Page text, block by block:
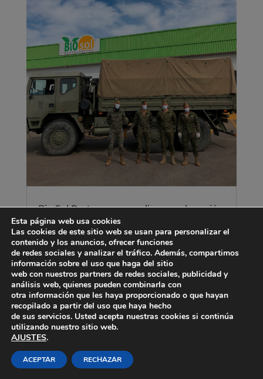
Bio Sol Portocarrero realiza una donación
al Banco de Alimentos
May 4, 2020
Desde Bio Sol Portocarrero queremos
reiterar nuestro compromiso social en
esta situación de excepción que estamos
viviendo con una donación de productos
al Banco de Alimentos de Almería. Gracias
a la colaboración logística de La Legión
que el pasado viernes recogieron...
Esta página web usa cookies
Las cookies de este sitio web se usan para personalizar el
contenido y los anuncios, ofrecer funciones
de redes sociales y analizar el tráfico. Además, compartimos
información sobre el uso que haga del sitio
web con nuestros partners de redes sociales, publicidad y
análisis web, quienes pueden combinarla con
otra información que les haya proporcionado o que hayan
recopilado a partir del uso que haya hecho
de sus servicios. Usted acepta nuestras cookies si continúa
utilizando nuestro sitio web.
AJUSTES.
ACEPTAR RECHAZAR